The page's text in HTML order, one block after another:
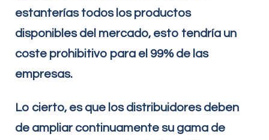
estanterías todos los productos
disponibles del mercado, esto tendría un
coste prohibitivo para el 99% de las
empresas.
Lo cierto, es que los distribuidores deben
de ampliar continuamente su gama de